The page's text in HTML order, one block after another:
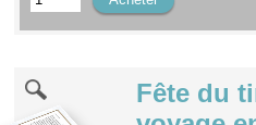
Fête du